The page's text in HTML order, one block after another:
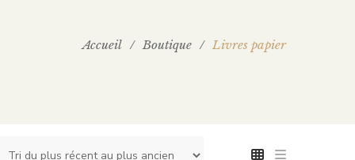
Accueil / Boutique / Livres papier